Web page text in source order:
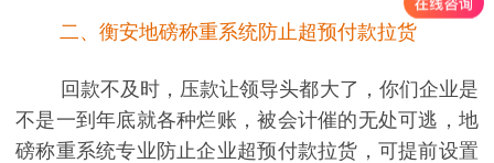
二、衡安地磅称重系统防止超预付款拉货
回款不及时，压款让领导头都大了，你们企业是
不是一到年底就各种烂账，被会计催的无处可逃，地
磅称重系统专业防止企业超预付款拉货，可提前设置